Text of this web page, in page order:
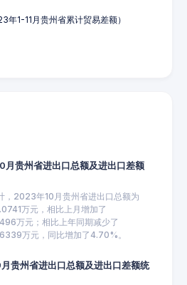
年1-11月贵州省累计贸易差额）
月贵州省进出口总额及进出口差额
，2023年10月贵州省进出口总额为
万元，相比上月增加了
万元；相比上年同期减少了
万元，同比增加了4.70%。
贵州省进出口总额及进出口差额统